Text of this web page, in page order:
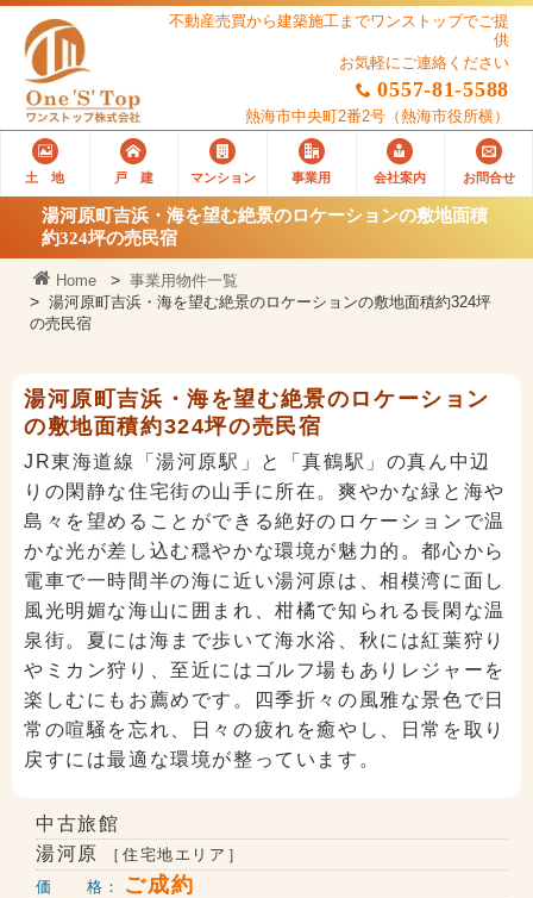
不動産売買から建築施工までワンストップでご提
供
お気軽にご連絡ください
0557-81-5588
熱海市中央町2番2号 （熱海市役所横）
土 地 戸 建 マンション 事業用 会社案内 お問合せ
湯河原町吉浜・海を望む絶景のロケーションの敷地面積
約324坪の売民宿
Home
事業用物件一覧
湯河原町吉浜・海を望む絶景のロケーションの敷地面積約324坪
の売民宿
湯河原町吉浜・海を望む絶景のロケーション
の敷地面積約324坪の売民宿
JR東海道線「湯河原駅」と「真鶴駅」の真ん中辺
りの閑静な住宅街の山手に所在。爽やかな緑と海や
島々を望めることができる絶好のロケーションで温
かな光が差し込む穏やかな環境が魅力的。都心から
電車で一時間半の海に近い湯河原は、相模湾に面し
風光明媚な海山に囲まれ、柑橘で知られる長閑な温
泉街。夏には海まで歩いて海水浴、秋には紅葉狩り
やミカン狩り、至近にはゴルフ場もありレジャーを
楽しむにもお薦めです。四季折々の風雅な景色で日
常の喧騒を忘れ、日々の疲れを癒やし、日常を取り
戻すには最適な環境が整っています。
中古旅館
湯河原
［住宅地エリア］
価 格：
ご成約